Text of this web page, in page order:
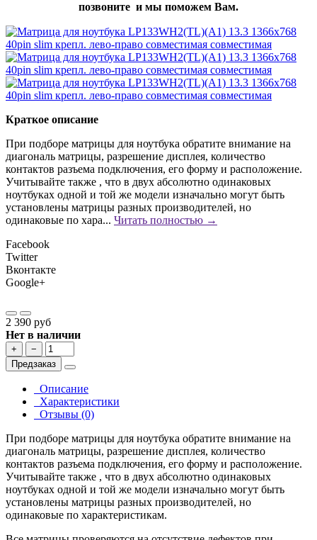
позвоните и мы поможем Вам.
Краткое описание
При подборе матрицы для ноутбука обратите внимание на
диагональ матрицы, разрешение дисплея, количество
контактов разъема подключения, его форму и расположение.
Учитывайте также , что в двух абсолютно одинаковых
ноутбуках одной и той же модели изначально могут быть
установлены матрицы разных производителей, но
одинаковые по хара... Читать полностью →
Facebook
Twitter
Вконтакте
Google+
2 390 руб
Нет в наличии
+
−
Предзаказ
Описание
Характеристики
Отзывы (0)
При подборе матрицы для ноутбука обратите внимание на
диагональ матрицы, разрешение дисплея, количество
контактов разъема подключения, его форму и расположение.
Учитывайте также , что в двух абсолютно одинаковых
ноутбуках одной и той же модели изначально могут быть
установлены матрицы разных производителей, но
одинаковые по характеристикам.